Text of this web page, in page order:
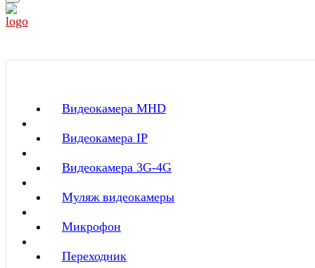
Видеокамера MНD
Видеокамера IP
Видеокамера 3G-4G
Муляж видеокамеры
Микрофон
Переходник